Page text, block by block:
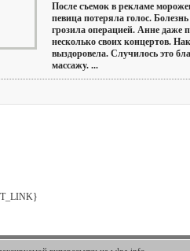
После съемок в рекламе
певица потеряла голос.
грозила операцией. Анне даже
несколько своих концертов.
выздоровела. Случилось это
массажу. ...